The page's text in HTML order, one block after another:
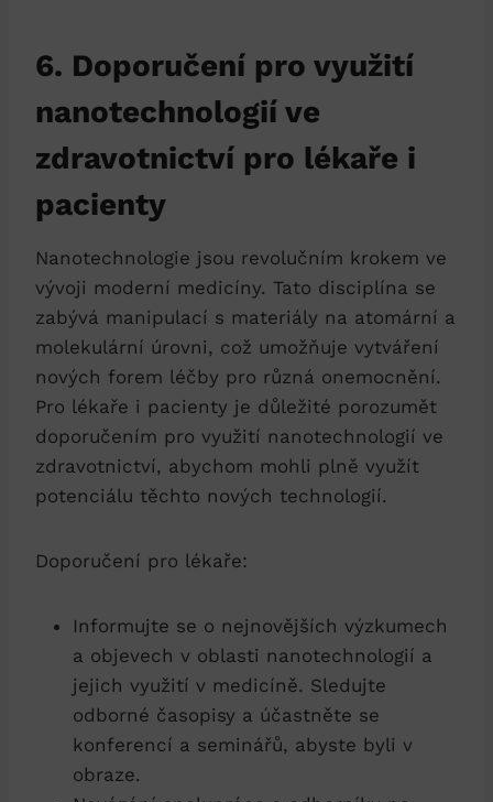
6. Doporučení pro využití
nanotechnologií ve
zdravotnictví pro lékaře i
pacienty
Nanotechnologie jsou revolučním krokem ve
vývoji moderní medicíny. Tato disciplína se
zabývá manipulací s materiály na atomární a
molekulární úrovni, což umožňuje vytváření
nových forem léčby pro různá onemocnění.
Pro lékaře i pacienty je důležité porozumět
doporučením pro využití nanotechnologií ve
zdravotnictví, abychom mohli plně využít
potenciálu těchto nových technologií.
Doporučení pro lékaře:
Informujte se o nejnovějších výzkumech
a objevech v oblasti nanotechnologií a
jejich využití v medicíně. Sledujte
odborné časopisy a účastněte se
konferencí a seminářů, abyste byli v
obraze.